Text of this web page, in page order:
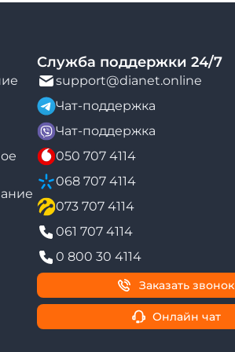
Служба поддержки 24/7
support@dianet.online
Чат-поддержка
Чат-поддержка
050 707 4114
068 707 4114
073 707 4114
061 707 4114
0 800 30 4114
Заказать звонок
Онлайн чат